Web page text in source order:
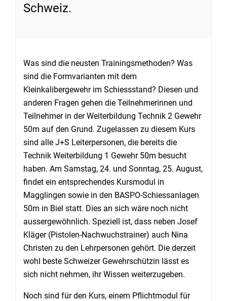
Schweiz.
Was sind die neusten Trainingsmethoden? Was
sind die Formvarianten mit dem
Kleinkalibergewehr im Schiessstand? Diesen und
anderen Fragen gehen die Teilnehmerinnen und
Teilnehmer in der Weiterbildung Technik 2 Gewehr
50m auf den Grund. Zugelassen zu diesem Kurs
sind alle J+S Leiterpersonen, die bereits die
Technik Weiterbildung 1 Gewehr 50m besucht
haben. Am Samstag, 24. und Sonntag, 25. August,
findet ein entsprechendes Kursmodul in
Magglingen sowie in den BASPO-Schiessanlagen
50m in Biel statt. Dies an sich wäre noch nicht
aussergewöhnlich. Speziell ist, dass neben Josef
Kläger (Pistolen-Nachwuchstrainer) auch Nina
Christen zu den Lehrpersonen gehört. Die derzeit
wohl beste Schweizer Gewehrschützin lässt es
sich nicht nehmen, ihr Wissen weiterzugeben.
Noch sind für den Kurs, einem Pflichtmodul für